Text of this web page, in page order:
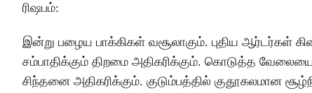
ரிஷபம்:
இன்று பழைய பாக்கிகள் வசூலாகும். புதிய ஆர்டர்கள்
சம்பாதிக்கும் திறமை அதிகரிக்கும். கொடுத்த
சிந்தனை அதிகரிக்கும். குடும்பத்தில் குதூகலமான